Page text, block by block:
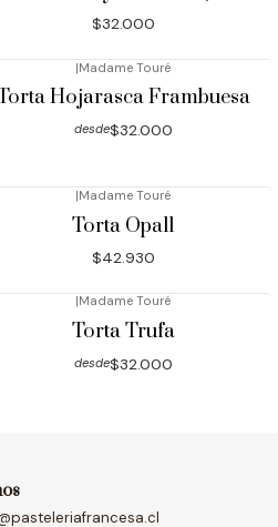
$32.000
|Madame Touré
Hojarasca Frambuesa
desde$32.000
|Madame Touré
Torta Opall
$42.930
|Madame Touré
Torta Trufa
desde$32.000